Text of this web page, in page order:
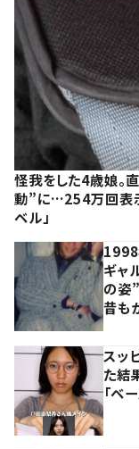
怪我をした4歳娘。
動”に…254万回表示
ベル」
1998
ギャ
の姿”
昔も
スッ
た結
「ベ